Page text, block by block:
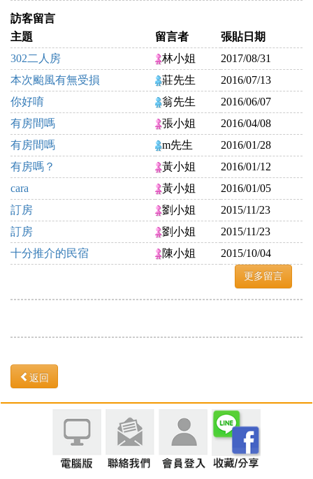
訪客留言
主題
留言者
張貼日期
302二人房
林小姐
2017/08/31
本次颱風有無受損
莊先生
2016/07/13
你好唷
翁先生
2016/06/07
有房間嗎
張小姐
2016/04/08
有房間嗎
m先生
2016/01/28
有房嗎？
黃小姐
2016/01/12
cara
黃小姐
2016/01/05
訂房
劉小姐
2015/11/23
訂房
劉小姐
2015/11/23
十分推介的民宿
陳小姐 2015/10/04
更多留言
返回